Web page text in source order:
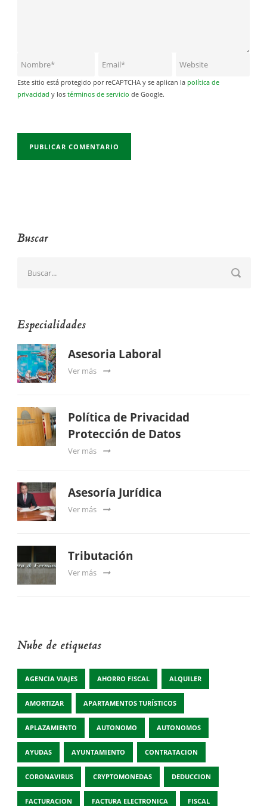
Este sitio está protegido por reCAPTCHA y se aplican la política de
privacidad y los términos de servicio de Google.
Buscar
Especialidades
Asesoria Laboral
Ver más
Política de Privacidad
Protección de Datos
Ver más
Asesoría Jurídica
Ver más
Tributación
Ver más
Nube de etiquetas
AGENCIA VIAJES AHORRO FISCAL ALQUILER
AMORTIZAR APARTAMENTOS TURÍSTICOS
APLAZAMIENTO AUTONOMO AUTONOMOS
AYUDAS AYUNTAMIENTO CONTRATACION
CORONAVIRUS CRYPTOMONEDAS DEDUCCION
FACTURACION FACTURA ELECTRONICA FISCAL